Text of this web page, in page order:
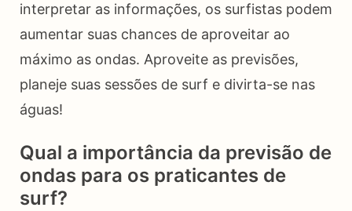
interpretar as informações, os surfistas podem
aumentar suas chances de aproveitar ao
máximo as ondas. Aproveite as previsões,
planeje suas sessões de surf e divirta-se nas
águas!
Qual a importância da previsão de
ondas para os praticantes de
surf?